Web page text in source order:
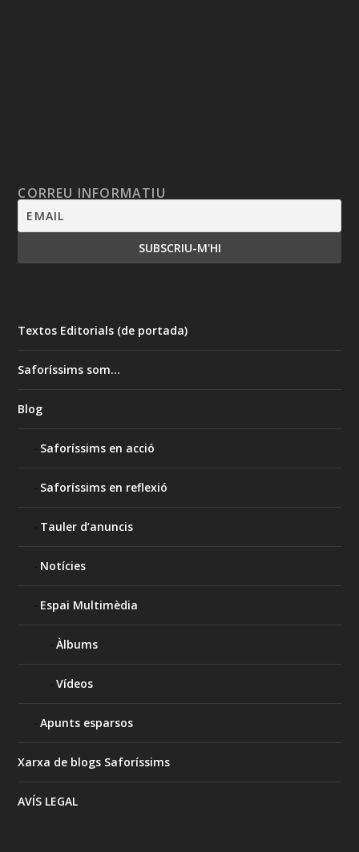
CORREU INFORMATIU
Textos Editorials (de portada)
Saforíssims som…
Blog
Saforíssims en acció
Saforíssims en reflexió
Tauler d’anuncis
Notícies
Espai Multimèdia
Àlbums
Vídeos
Apunts esparsos
Xarxa de blogs Saforíssims
AVÍS LEGAL